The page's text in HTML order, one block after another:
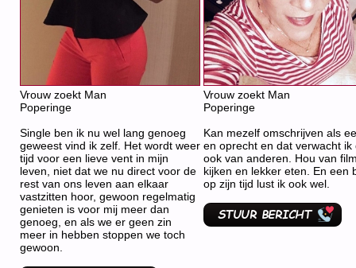
Vrouw zoekt Man
Poperinge
Single ben ik nu wel lang genoeg
geweest vind ik zelf. Het wordt weer
tijd voor een lieve vent in mijn
leven, niet dat we nu direct voor de
rest van ons leven aan elkaar
vastzitten hoor, gewoon regelmatig
genieten is voor mij meer dan
genoeg, en als we er geen zin
meer in hebben stoppen we toch
gewoon.
Vrouw zoekt Man
Poperinge
Kan mezelf omschrijven als
en oprecht en dat verwacht ik
ook van anderen. Hou van
kijken en lekker eten. En een
op zijn tijd lust ik ook wel.